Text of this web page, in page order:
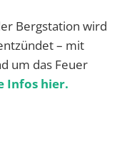
Bergstation wird
– mit
um das Feuer
Infos hier.